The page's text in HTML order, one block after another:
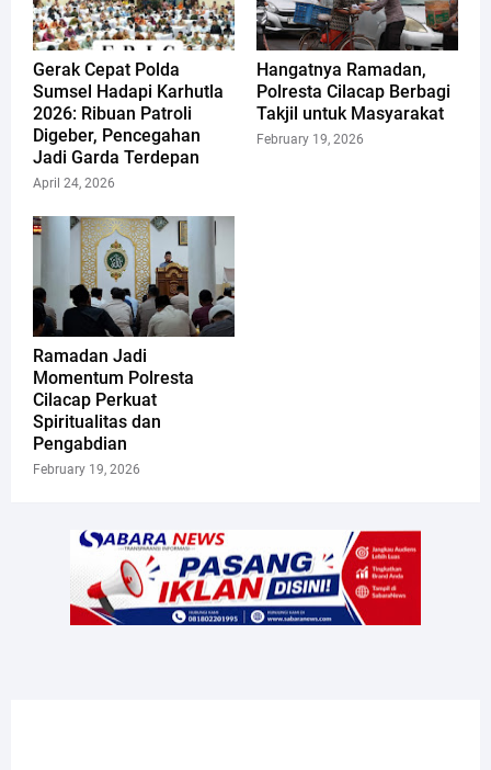
Gerak Cepat Polda
Sumsel Hadapi Karhutla
2026: Ribuan Patroli
Digeber, Pencegahan
Jadi Garda Terdepan
April 24, 2026
Hangatnya Ramadan,
Polresta Cilacap Berbagi
Takjil untuk Masyarakat
February 19, 2026
Ramadan Jadi
Momentum Polresta
Cilacap Perkuat
Spiritualitas dan
Pengabdian
February 19, 2026